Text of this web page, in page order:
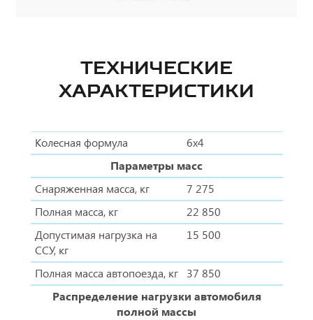
ТЕХНИЧЕСКИЕ
ХАРАКТЕРИСТИКИ
Колесная формула
6х4
Параметры масс
Снаряженная масса, кг
7 275
Полная масса, кг
22 850
Допустимая нагрузка на
ССУ, кг
15 500
Полная масса автопоезда, кг
37 850
Распределение нагрузки автомобиля
полной массы